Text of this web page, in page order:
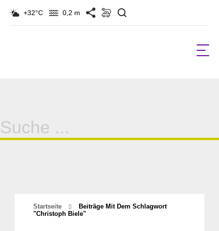
+32°C 0,2 m
Suche
für:
Startseite
Beiträge Mit Dem Schlagwort
"christoph Biele"